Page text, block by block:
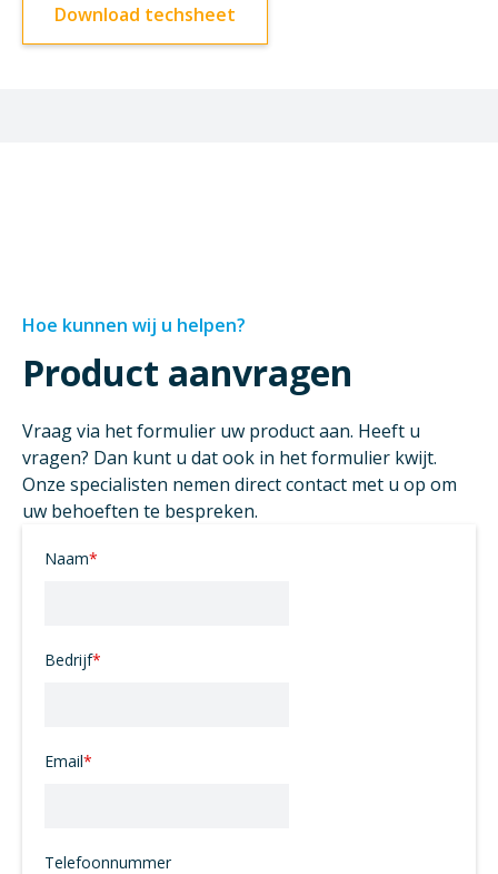
Download techsheet
Naam*
Bedrijf*
Email*
Telefoonnummer
Hoe kunnen wij u helpen?
Product aanvragen
Vraag via het formulier uw product aan. Heeft u
vragen? Dan kunt u dat ook in het formulier kwijt.
Onze specialisten nemen direct contact met u op om
uw behoeften te bespreken.